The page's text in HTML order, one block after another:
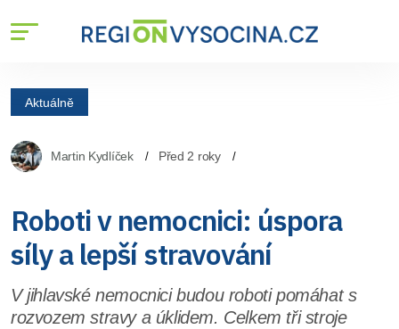
Aktuálně
Martin Kydlíček Před 2 roky
Roboti v nemocnici: úspora
síly a lepší stravování
V jihlavské nemocnici budou roboti pomáhat s
rozvozem stravy a úklidem. Celkem tři stroje